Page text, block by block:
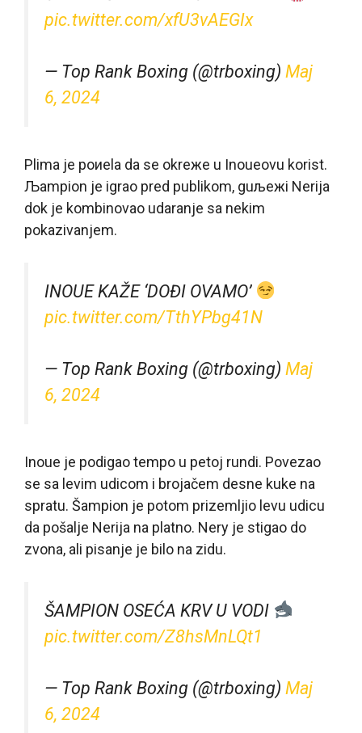
pic.twitter.com/xfU3vAEGIx
— Top Rank Boxing (@trboxing) Maj
6, 2024
Plima je poиela da se okreжe u Inoueovu korist.
Љampion je igrao pred publikom, guљeжi Nerija
dok je kombinovao udaranje sa nekim
pokazivanjem.
INOUE KAŽE ‘DOĐI OVAMO’
pic.twitter.com/TthYPbg41N
— Top Rank Boxing (@trboxing) Maj
6, 2024
Inoue je podigao tempo u petoj rundi. Povezao
se sa levim udicom i brojačem desne kuke na
spratu. Šampion je potom prizemljio levu udicu
da pošalje Nerija na platno. Nery je stigao do
zvona, ali pisanje je bilo na zidu.
ŠAMPION OSEĆA KRV U VODI
pic.twitter.com/Z8hsMnLQt1
— Top Rank Boxing (@trboxing) Maj
6, 2024